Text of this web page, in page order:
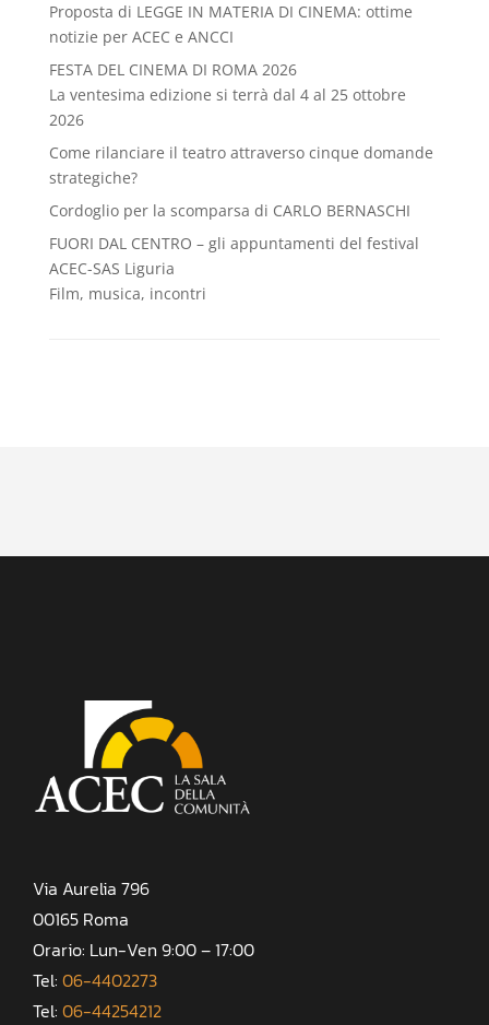
Proposta di LEGGE IN MATERIA DI CINEMA: ottime
notizie per ACEC e ANCCI
FESTA DEL CINEMA DI ROMA 2026
La ventesima edizione si terrà dal 4 al 25 ottobre
2026
Come rilanciare il teatro attraverso cinque domande
strategiche?
Cordoglio per la scomparsa di CARLO BERNASCHI
FUORI DAL CENTRO – gli appuntamenti del festival
ACEC-SAS Liguria
Film, musica, incontri
Via Aurelia 796
00165 Roma
Orario: Lun-Ven 9:00 – 17:00
Tel: 06-4402273
Tel: 06-44254212